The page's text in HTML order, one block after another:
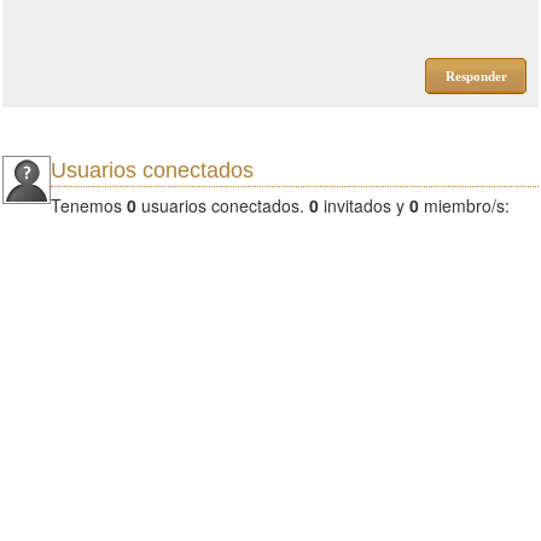
Responder
Usuarios conectados
Tenemos 0 usuarios conectados. 0 invitados y 0 miembro/s: